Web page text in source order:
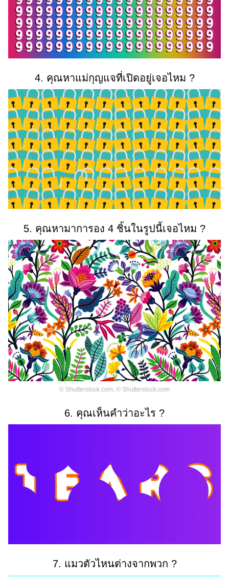
4. คุณหาแม่กุญแจที่เปิดอยู่เจอไหม ?
5. คุณหามาการอง 4 ชิ้นในรูปนี้เจอไหม ?
© Shutterstock.com © Shutterstock.com
6. คุณเห็นคำว่าอะไร ?
7. แมวตัวไหนต่างจากพวก ?